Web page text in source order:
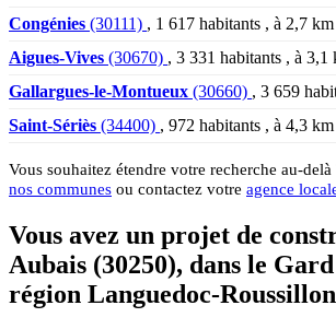
Congénies (30111) , 1 617 habitants , à 2,7 km
Aigues-Vives (30670) , 3 331 habitants , à 3,1
Gallargues-le-Montueux (30660) , 3 659
Saint-Sériès (34400) , 972 habitants , à 4,3 km
Vous souhaitez étendre votre recherche au-
nos communes ou contactez votre agence
Vous avez un projet de
Aubais (30250), dans le
région Languedoc-